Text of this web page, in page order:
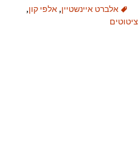
אלברט איינשטיין, אלפי קון,
ציטוטים